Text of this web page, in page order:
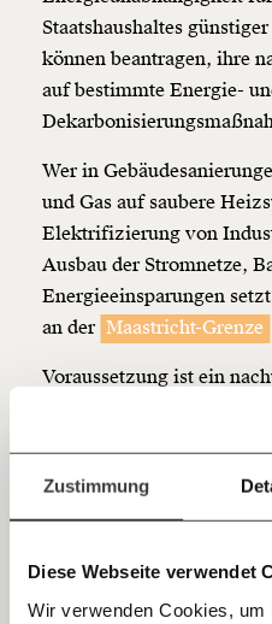
Zustimmung
Diese Webseite verwendet
Wir verwenden Cookies, um
beginnt
WerdeFördermitgliedund
funktioniert. Unsere
Netz. Unabhängig und
so bleiben. Kämpf’ mit
unterstütze uns mit
Du überweist lieber direkt?
Hier unsere IBAN: AT34
sozialen Fortschritt
Jetzt
einfach
teilen.
Staatshaushaltes
können beantragen, ihre
auf bestimmte Energie-
Wer in
und Gas auf saubere
Elektrifizierung von
Ausbau der Stromnetze,
Energieeinsparungen
an der Maastricht-Grenze
Voraussetzung ist ein
Verringerung der
fossilen Energieträgern.
Immer auf
Laufenden